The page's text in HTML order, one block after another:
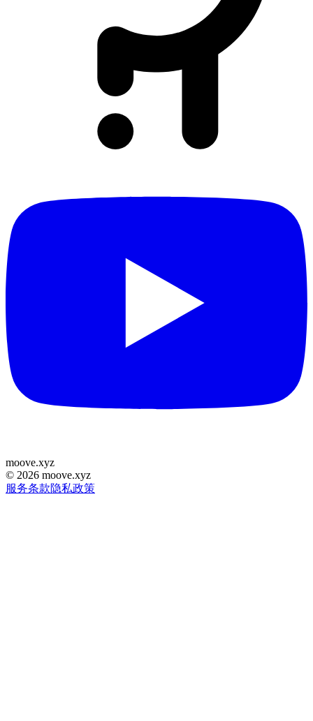
moove.xyz
© 2026 moove.xyz
服务条款隐私政策